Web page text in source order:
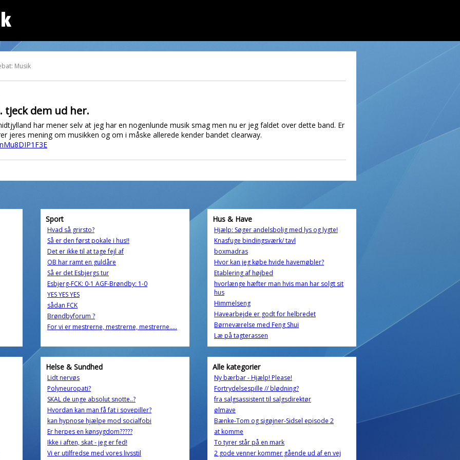
Musik
dem ud her.
har mener selv at jeg har en nogenlunde musik smag men nu er jeg faldet over dette band. Er
jeres mening om musikken og om i måske allerede kender bandet clearway.
Sport
Hvad så grirsto?
Så er den først pokale i hus!!
Det er ikke til at tage fejl af
OB har ramt en guldåre
Så er det Esbjergs tur
Esbjerg-FCK: 0-1 AGF-Brøndby: 1-0
YES YES YES
sådan FCK
Brøndbyforum ?
For vi er mestrerne, mestrerne, mestrerne.....
Hus & Have
Hjælp: Søger andelsbolig med lys og lygte!
Knasfuge bindingsværk/ tavl
boxmadras
Hvor kan jeg købe hvide havemøbler?
Etablering af højbed
hvorlænge hæfter man hvis man har solgt sit
hus
Himmelseng
Havearbejde er godt for helbredet
Børneværelse med Feng Shui
Læ på tagterassen
Helse & Sundhed
Lidt nervøs
Polyneuropati?
SKAL de unge absolut snotte..?
Hvordan kan man få fat i sovepiller?
kan hypnose hjælpe mod socialfobi
Er herpes en kønsygdom?????
Ikke i aften, skat - jeg er fed!
Vi er utilfredse med vores livsstil
Alle kategorier
Ny bærbar - Hjælp! Please!
Fortrydelsespille // blødning?
fra salgsassistent til salgsdirektør
ølmave
Bænke-Tom og sigøjner-Sidsel episode 2
at komme
To tyrer står på en mark
2 gode venner kommer gående ud af en vej